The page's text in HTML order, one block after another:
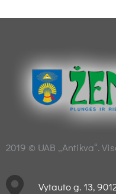
2019 © UAB „Antikva“.
Vytauto g. 13,